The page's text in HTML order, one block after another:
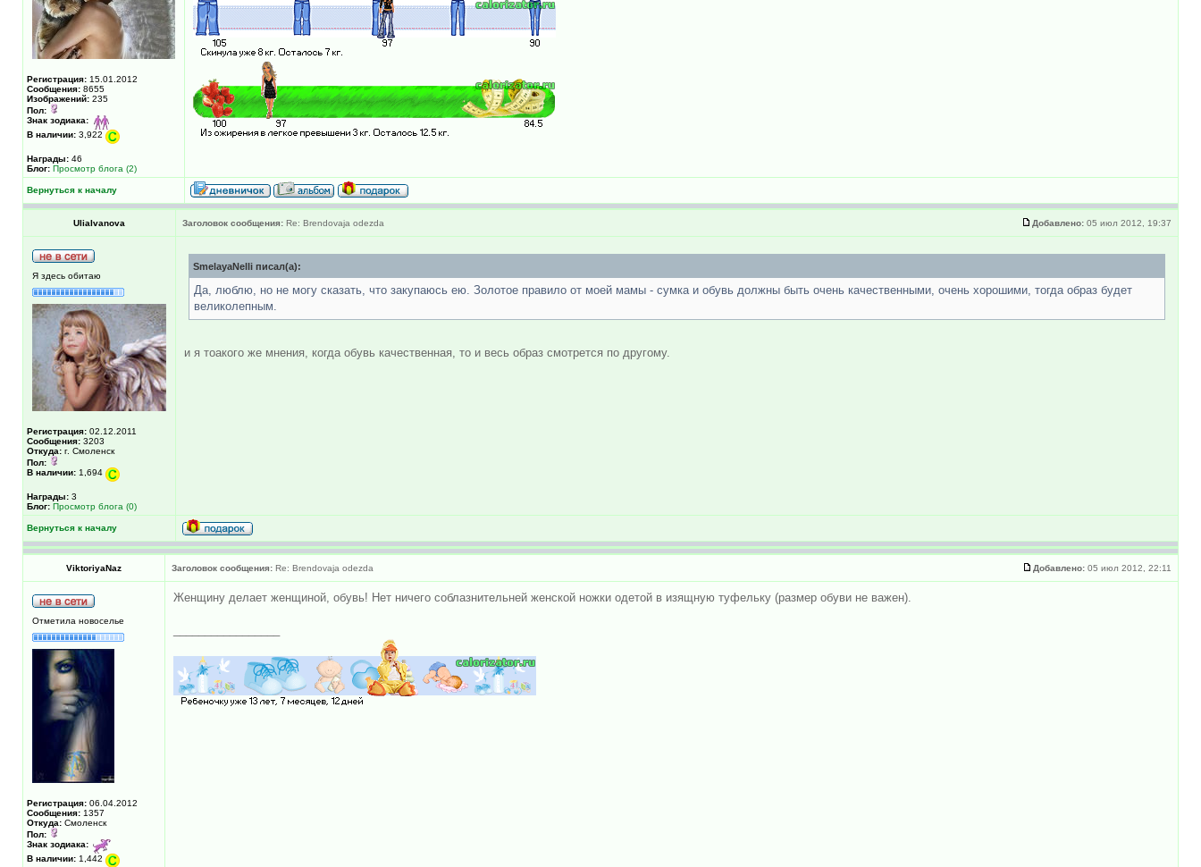
Регистрация: 15.01.2012
Сообщения: 8655
Изображений: 235
Пол:
Знак зодиака:
В наличии: 3,922
Награды: 46
Блог: Просмотр блога (2)
Вернуться к началу
UliaIvanova Заголовок сообщения: Re: Brendovaja odezda Добавлено: 05 июл 2012, 19:37
Я здесь обитаю
Регистрация: 02.12.2011
Сообщения: 3203
Откуда: г. Смоленск
Пол:
В наличии: 1,694
Награды: 3
Блог: Просмотр блога (0)
SmelayaNelli писал(а):
Да, люблю, но не могу сказать, что закупаюсь ею. Золотое правило от моей мамы - сумка и обувь должны быть очень качественными, очень хорошими, тогда образ будет
великолепным.
и я тоакого же мнения, когда обувь качественная, то и весь образ смотрется по другому.
Вернуться к началу
ViktoriyaNaz Заголовок сообщения: Re: Brendovaja odezda Добавлено: 05 июл 2012, 22:11
Отметила новоселье
Регистрация: 06.04.2012
Сообщения: 1357
Откуда: Смоленск
Пол:
Знак зодиака:
В наличии: 1,442
Женщину делает женщиной, обувь! Нет ничего соблазнительней женской ножки одетой в изящную туфельку (размер обуви не важен).